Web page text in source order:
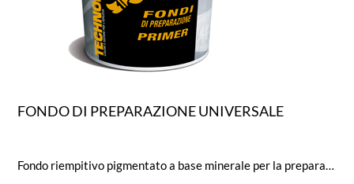
FONDO DI PREPARAZIONE UNIVERSALE
Fondo riempitivo pigmentato a base minerale per la preparazione dei supporti nei sistemi ai Silicati, Calce e Silossanici. E' consigliabile per il trattamento dei fondi con diversità di assorbimento dovute a rappezzi con malte idonee o lievi discontinuità strutturali. Granulometria 0,2 mm. Ideale come fondo di collegamento, qualora fosse necessaria l'applicazione di prodotti di natura minerale su tutti i supporti anche trattati con finiture sintetiche ben ancorate.